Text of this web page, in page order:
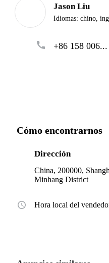
Jason Liu
Idiomas: chino,
+86 158 006...
Cómo encontrarnos
Dirección
China, 200000,
Minhang District
Hora local del